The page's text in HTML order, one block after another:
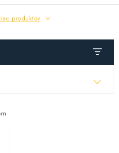
ZÁKAMENNÉ
produktov